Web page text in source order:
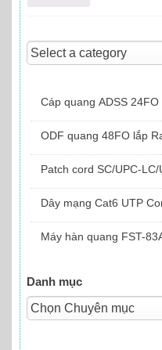
Select
a
Cáp quang ADSS 24FO
ODF quang 48FO lắp
Patch cord SC/UPC-
Dây mạng Cat6 UTP
Máy hàn quang FST-
Danh mục